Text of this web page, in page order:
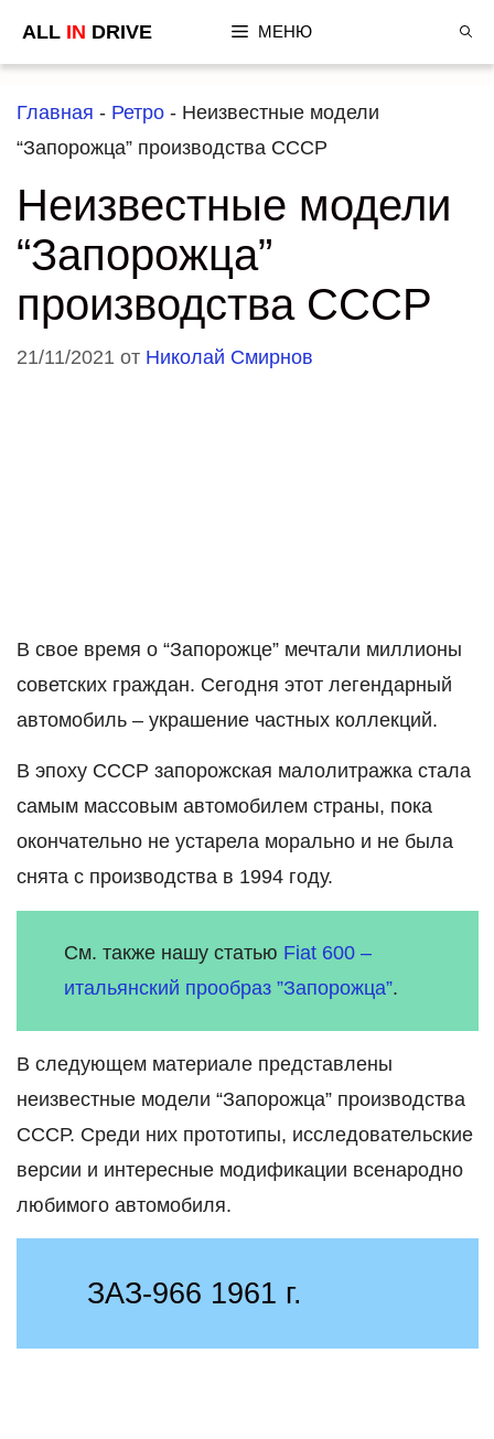
ALL IN DRIVE МЕНЮ
Главная - Ретро - Неизвестные модели
“Запорожца” производства СССР
Неизвестные модели
“Запорожца”
производства СССР
21/11/2021 от Николай Смирнов
В свое время о “Запорожце” мечтали миллионы
советских граждан. Сегодня этот легендарный
автомобиль – украшение частных коллекций.
В эпоху СССР запорожская малолитражка стала
самым массовым автомобилем страны, пока
окончательно не устарела морально и не была
снята с производства в 1994 году.
См. также нашу статью Fiat 600 –
итальянский прообраз ”Запорожца”.
В следующем материале представлены
неизвестные модели “Запорожца” производства
СССР. Среди них прототипы, исследовательские
версии и интересные модификации всенародно
любимого автомобиля.
ЗАЗ-966 1961 г.